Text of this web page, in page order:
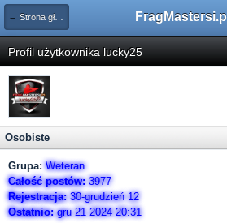
← Strona główna FragMastersi.pl
Profil użytkownika lucky25
Osobiste
Grupa: Weteran
Całość postów:3977
Rejestracja:30-grudzień 12
Ostatnio:gru 21 2024 20:31